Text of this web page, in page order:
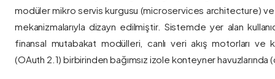
modüler mikro servis kurgusu (microservices architecture)
mekanizmalarıyla dizayn edilmiştir. Sistemde yer alan
finansal mutabakat modülleri, canlı veri akış motorları ve
(OAuth 2.1) birbirinden bağımsız izole konteyner havuzlarında